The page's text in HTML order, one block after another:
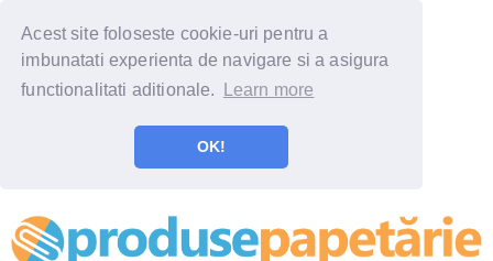
Acest site foloseste cookie-uri pentru a
imbunatati experienta de navigare si a asigura
functionalitati aditionale.
Learn more
OK!